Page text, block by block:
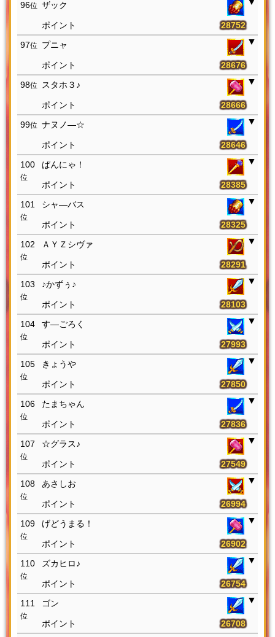
96位 ザック
28752
97位 プニャ
28676
98位 スタホ３♪
28666
99位 ナヌノ―☆
28646
100
位
ぱんにゃ！
28385
101
位
シャ―バス
28325
102
位
ＡＹＺシヴァ
28291
103
位
♪かずぅ♪
28103
104
位
す―ごろく
27993
105
位
きょうや
27850
106
位
たまちゃん
27836
107
位
☆グラス♪
27549
108
位
あさしお
26994
109
位
げどうまる！
26902
110
位
ズカヒロ♪
26754
111
位
ゴン
26708